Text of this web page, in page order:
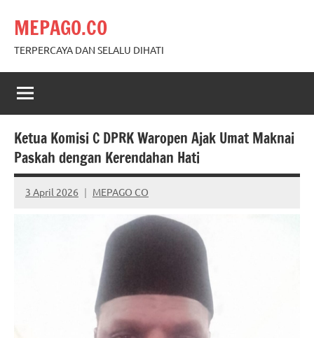
content
MEPAGO.CO
TERPERCAYA DAN SELALU DIHATI
Ketua Komisi C DPRK Waropen Ajak Umat Maknai
Paskah dengan Kerendahan Hati
3 April 2026 MEPAGO CO
No